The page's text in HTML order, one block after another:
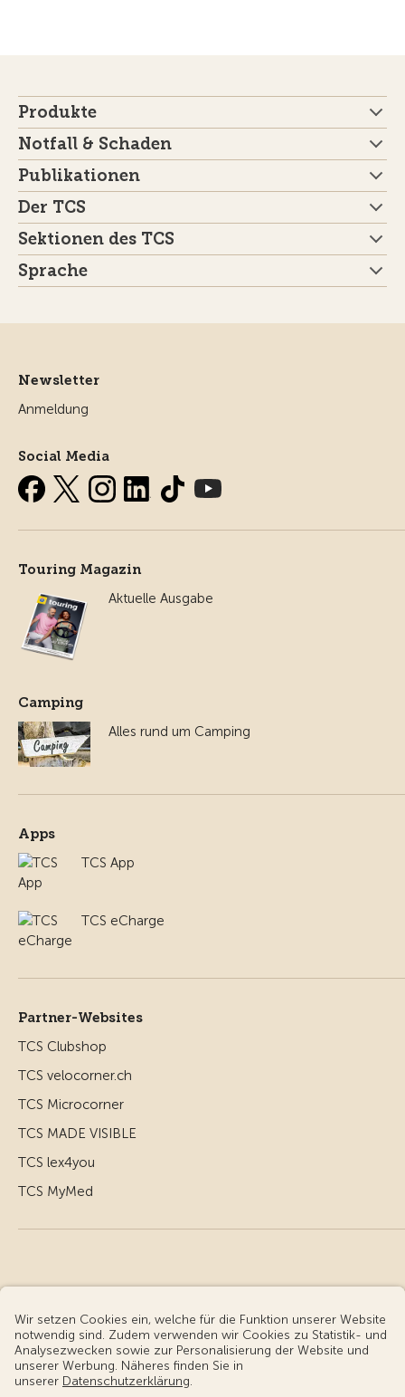
Produkte
Notfall & Schaden
Publikationen
Der TCS
Sektionen des TCS
Sprache
Newsletter
Anmeldung
Social Media
Touring Magazin
Aktuelle Ausgabe
Camping
Alles rund um Camping
Apps
TCS App
TCS eCharge
Partner-Websites
TCS Clubshop
TCS velocorner.ch
TCS Microcorner
TCS MADE VISIBLE
TCS lex4you
TCS MyMed
© Touring Club Schweiz